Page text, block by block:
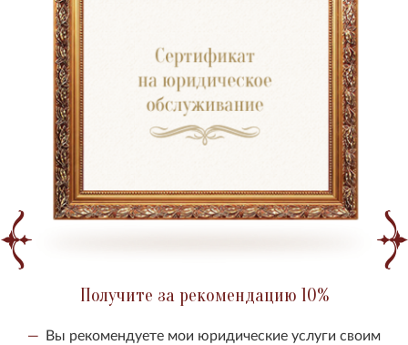
Получите за рекомендацию 10%
Вы рекомендуете мои юридические услуги своим